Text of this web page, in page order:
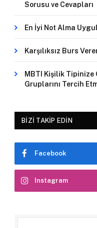
Sorusu ve Cevapları
En İyi Not Alma
Karşılıksız Burs
MBTI Kişilik Tipinize
Gruplarını Tercih
BIZI TAKIP EDIN
Facebook
Instagram